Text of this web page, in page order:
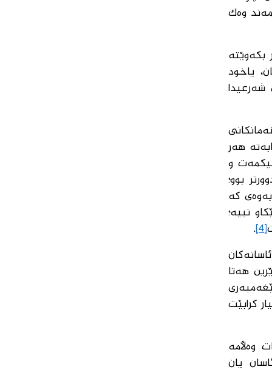
وەك
یاخود
شەرعیدا
هەر
و
بوو؛
كە
نییە؛
[4]
.
هەتا
كرابێت
وەڵامە
یان